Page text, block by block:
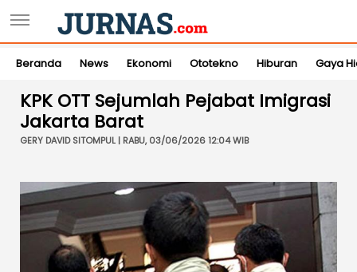
Beranda News Ekonomi Ototekno Hiburan Gaya
KPK OTT Sejumlah Pejabat Imigrasi
Jakarta Barat
GERY DAVID SITOMPUL | RABU, 03/06/2026 12:04 WIB